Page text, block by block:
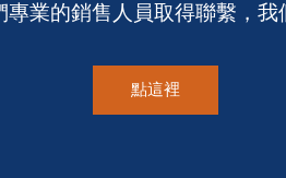
業的銷售人員取得聯繫，我
點這裡